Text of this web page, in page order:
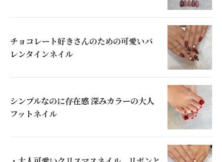
チョコレート好きさんのための可愛いバ
レンタインネイル
シンプルなのに存在感 深みカラーの大人
フットネイル